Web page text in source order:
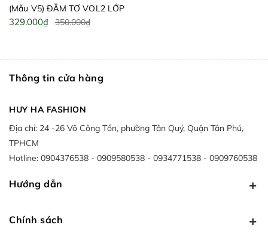
(Mẫu V5) ĐẦM TƠ VOL2 LỚP
329.000₫ 350.000₫
Thông tin cửa hàng
HUY HA FASHION
Địa chỉ: 24 -26 Võ Công Tồn, phường Tân Quý, Quận Tân Phú,
TPHCM
Hotline: 0904376538 0909580538 0934771538 0909760538
Hướng dẫn
Chính sách